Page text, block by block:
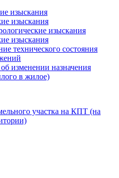
изыскания
изыскания
изыскания
изыскания
технического состояния
изменении назначения
в жилое)
участка на КПТ (на